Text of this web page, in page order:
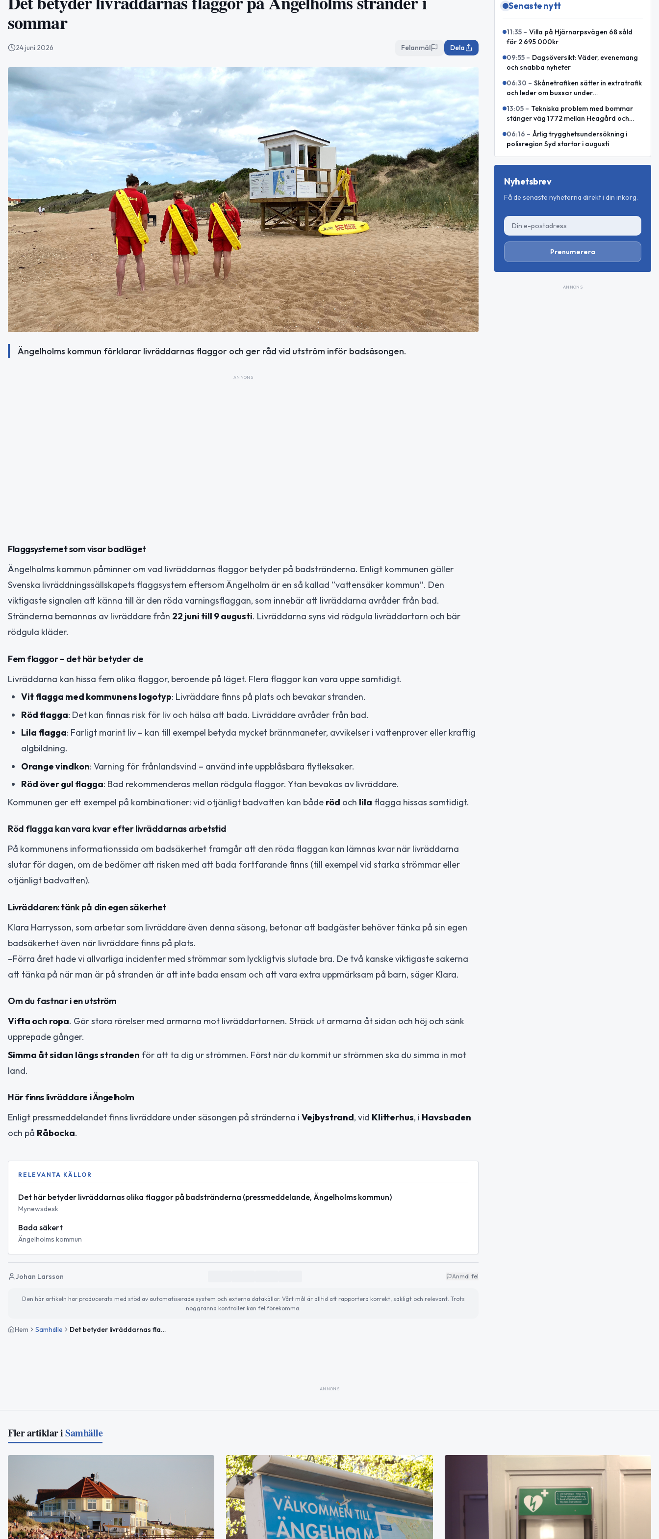
sommar
24 juni 2026 Felanmäl Dela
Ängelholms kommun förklarar livräddarnas flaggor och ger råd vid utström inför badsäsongen.
ANNONS
Flaggsystemet som visar badläget
Ängelholms kommun påminner om vad livräddarnas flaggor betyder på badstränderna. Enligt kommunen gäller
Svenska livräddningssällskapets flaggsystem eftersom Ängelholm är en så kallad ”vattensäker kommun”. Den
viktigaste signalen att känna till är den röda varningsflaggan, som innebär att livräddarna avråder från bad.
Stränderna bemannas av livräddare från 22 juni till 9 augusti. Livräddarna syns vid rödgula livräddartorn och bär
rödgula kläder.
Fem flaggor – det här betyder de
Livräddarna kan hissa fem olika flaggor, beroende på läget. Flera flaggor kan vara uppe samtidigt.
Vit flagga med kommunens logotyp: Livräddare finns på plats och bevakar stranden.
Röd flagga: Det kan finnas risk för liv och hälsa att bada. Livräddare avråder från bad.
Lila flagga: Farligt marint liv – kan till exempel betyda mycket brännmaneter, avvikelser i vattenprover eller kraftig
algbildning.
Orange vindkon: Varning för frånlandsvind – använd inte uppblåsbara flytleksaker.
Röd över gul flagga: Bad rekommenderas mellan rödgula flaggor. Ytan bevakas av livräddare.
Kommunen ger ett exempel på kombinationer: vid otjänligt badvatten kan både röd och lila flagga hissas samtidigt.
Röd flagga kan vara kvar efter livräddarnas arbetstid
På kommunens informationssida om badsäkerhet framgår att den röda flaggan kan lämnas kvar när livräddarna
slutar för dagen, om de bedömer att risken med att bada fortfarande finns (till exempel vid starka strömmar eller
otjänligt badvatten).
Livräddaren: tänk på din egen säkerhet
Klara Harrysson, som arbetar som livräddare även denna säsong, betonar att badgäster behöver tänka på sin egen
badsäkerhet även när livräddare finns på plats.
–Förra året hade vi allvarliga incidenter med strömmar som lyckligtvis slutade bra. De två kanske viktigaste sakerna
att tänka på när man är på stranden är att inte bada ensam och att vara extra uppmärksam på barn, säger Klara.
Om du fastnar i en utström
Vifta och ropa. Gör stora rörelser med armarna mot livräddartornen. Sträck ut armarna åt sidan och höj och sänk
upprepade gånger.
Simma åt sidan längs stranden för att ta dig ur strömmen. Först när du kommit ur strömmen ska du simma in mot
land.
Här finns livräddare i Ängelholm
Enligt pressmeddelandet finns livräddare under säsongen på stränderna i Vejbystrand, vid Klitterhus, i Havsbaden
och på Råbocka.
RELEVANTA KÄLLOR
Det här betyder livräddarnas olika flaggor på badstränderna (pressmeddelande, Ängelholms kommun)
Mynewsdesk
Bada säkert
Ängelholms kommun
Johan Larsson Anmäl fel
Den här artikeln har producerats med stöd av automatiserade system och externa datakällor. Vårt mål är alltid att rapportera korrekt, sakligt och relevant. Trots
noggranna kontroller kan fel förekomma.
Hem Samhälle Det betyder livräddarnas flaggor på Ängelholms stränder i sommar
Senaste nytt
11:35 – Villa på Hjärnarpsvägen 68 såld
för 2 695 000kr
09:55 – Dagsöversikt: Väder, evenemang
och snabba nyheter
06:30 – Skånetrafiken sätter in extratrafik
och leder om bussar under
13:05 – Tekniska problem med bommar
stänger väg 1772 mellan Heagård och
Björnekulla hed
06:16 – Årlig trygghetsundersökning i
polisregion Syd startar i augusti
Nyhetsbrev
Få de senaste nyheterna direkt i din inkorg.
Prenumerera
ANNONS
ANNONS
Fler artiklar iSamhälle